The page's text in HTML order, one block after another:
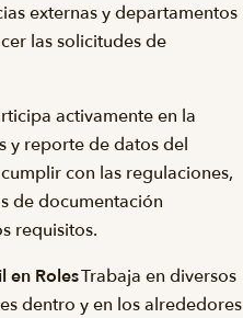
externas y departamentos
las solicitudes de
activamente en la
y reporte de datos del
con las regulaciones,
de documentación
requisitos.
en RolesTrabaja en diversos
dentro y en los alrededores